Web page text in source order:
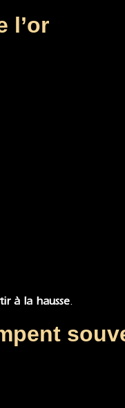
l’or
à la hausse.